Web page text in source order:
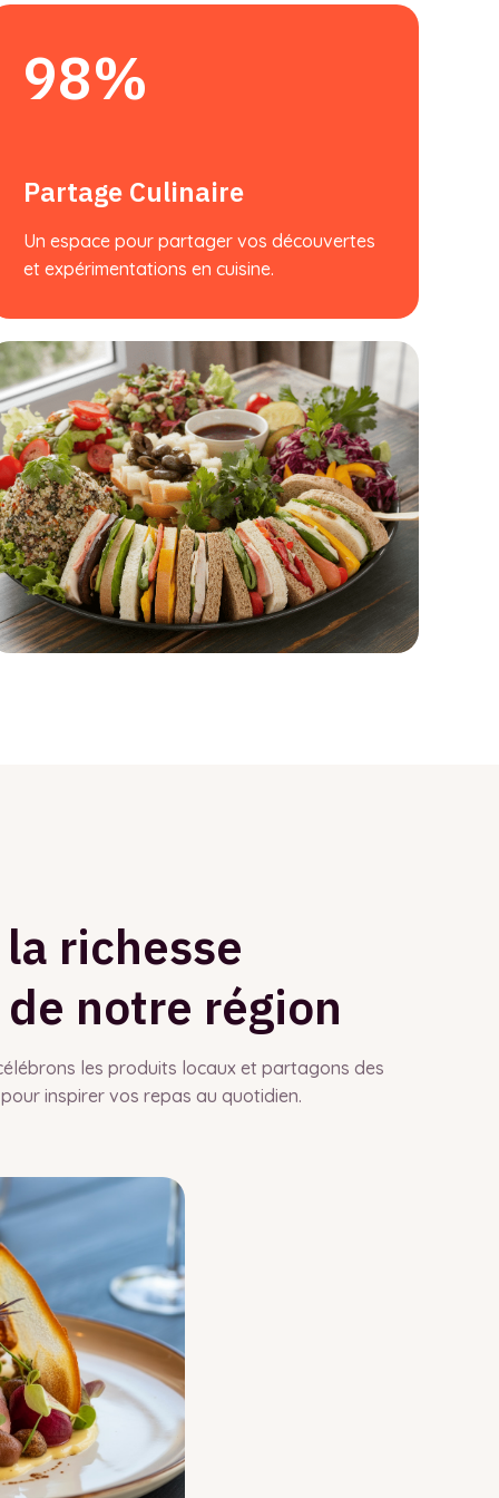
98%
Partage Culinaire
Un espace pour partager vos découvertes
et expérimentations en cuisine.
richesse
notre région
les produits locaux et partagons des
inspirer vos repas au quotidien.